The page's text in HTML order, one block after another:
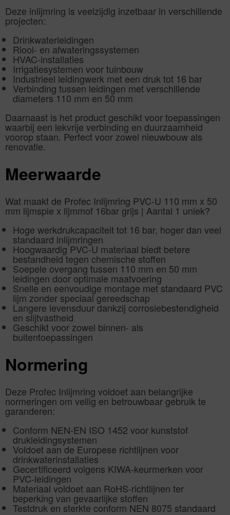
Deze inlijmring is veelzijdig inzetbaar in verschillende
projecten:
Drinkwaterleidingen
Riool- en afwateringssystemen
HVAC-installaties
Irrigatiesystemen voor tuinbouw
Industrieel leidingwerk met een druk tot 16 bar
Verbinding tussen leidingen met verschillende
diameters 110 mm en 50 mm
Daarnaast is het product geschikt voor toepassingen
waarbij een lekvrije verbinding en duurzaamheid
voorop staan. Perfect voor zowel nieuwbouw als
renovatie.
Meerwaarde
Wat maakt de Profec Inlijmring PVC-U 110 mm x 50
mm lijmspie x lijmmof 16bar grijs | Aantal 1 uniek?
Hoge werkdrukcapaciteit tot 16 bar, hoger dan veel
standaard inlijmringen
Hoogwaardig PVC-U materiaal biedt betere
bestandheid tegen chemische stoffen
Soepele overgang tussen 110 mm en 50 mm
leidingen door optimale maatvoering
Snelle en eenvoudige montage met standaard PVC
lijm zonder speciaal gereedschap
Langere levensduur dankzij corrosiebestendigheid
en slijtvastheid
Geschikt voor zowel binnen- als
buitentoepassingen
Normering
Deze Profec Inlijmring voldoet aan belangrijke
normeringen om veilig en betrouwbaar gebruik te
garanderen:
Conform NEN-EN ISO 1452 voor kunststof
drukleidingsystemen
Voldoet aan de Europese richtlijnen voor
drinkwaterinstallaties
Gecertificeerd volgens KIWA-keurmerken voor
PVC-leidingen
Materiaal voldoet aan RoHS-richtlijnen ter
beperking van gevaarlijke stoffen
Testdruk en sterkte conform NEN 8075 standaard